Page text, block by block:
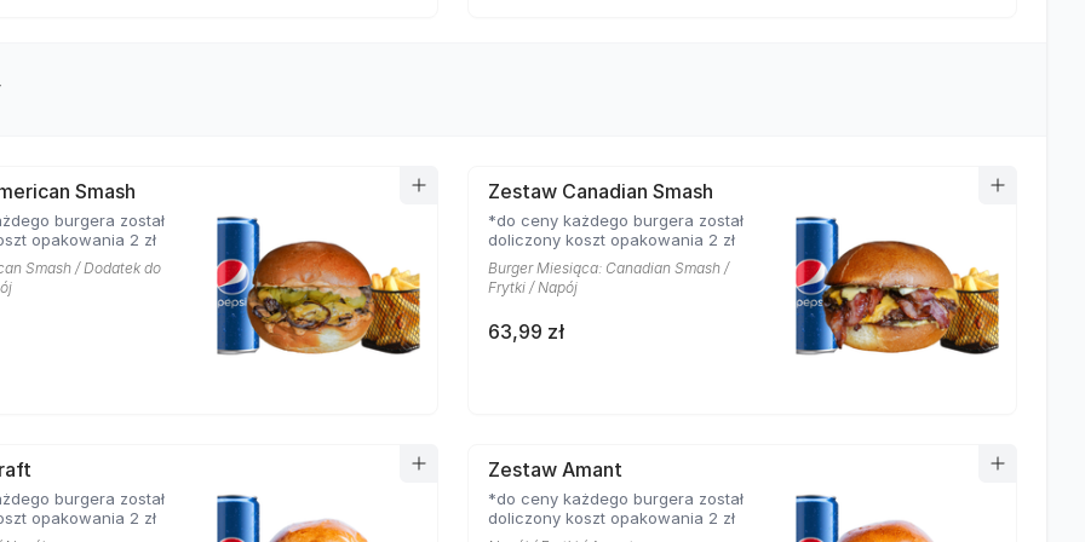
Smash
burgera został
opakowania 2 zł
Smash / Dodatek do
Zestaw Canadian Smash
*do ceny każdego burgera został
doliczony koszt opakowania 2 zł
Burger Miesiąca: Canadian Smash /
Frytki / Napój
63,99 zł
burgera został
opakowania 2 zł
Zestaw Amant
*do ceny każdego burgera został
doliczony koszt opakowania 2 zł